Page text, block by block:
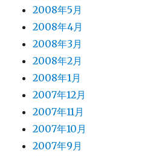
2008年5月
2008年4月
2008年3月
2008年2月
2008年1月
2007年12月
2007年11月
2007年10月
2007年9月